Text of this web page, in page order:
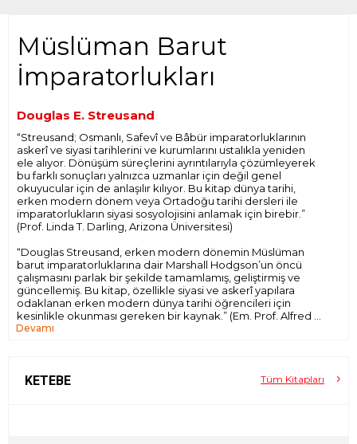
Müslüman Barut
İmparatorlukları
Douglas E. Streusand
“Streusand; Osmanlı, Safevî ve Bâbür imparatorluklarının
askerî ve siyasi tarihlerini ve kurumlarını ustalıkla yeniden
ele alıyor. Dönüşüm süreçlerini ayrıntılarıyla çözümleyerek
bu farklı sonuçları yalnızca uzmanlar için değil genel
okuyucular için de anlaşılır kılıyor. Bu kitap dünya tarihi,
erken modern dönem veya Ortadoğu tarihi dersleri ile
imparatorlukların siyasi sosyolojisini anlamak için birebir.”
(Prof. Linda T. Darling, Arizona Üniversitesi)
“Douglas Streusand, erken modern dönemin Müslüman
barut imparatorluklarına dair Marshall Hodgson’un öncü
çalışmasını parlak bir şekilde tamamlamış, geliştirmiş ve
güncellemiş. Bu kitap, özellikle siyasi ve askerî yapılara
odaklanan erken modern dünya tarihi öğrencileri için
kesinlikle okunması gereken bir kaynak.” (Em. Prof. Alfred J.
Andrea, World History Association Eski Başkanı)
öyle kalacak. Siyasi ve askerî tarihin ana hatlarını anlaşılır ve
Devamı
KETEBE Tüm Kitapları